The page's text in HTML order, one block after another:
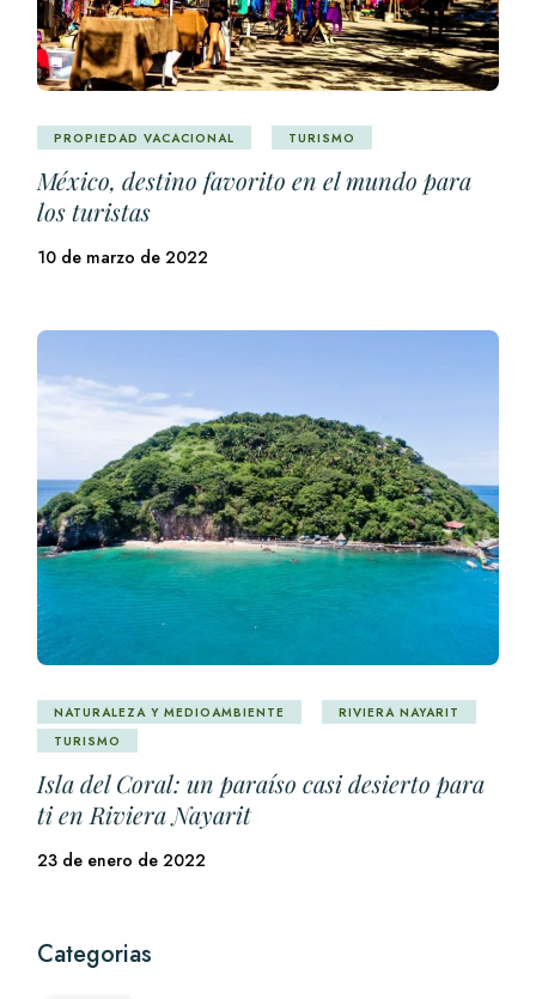
PROPIEDAD VACACIONAL TURISMO
México, destino favorito en el mundo para
los turistas
10 de marzo de 2022
NATURALEZA Y MEDIOAMBIENTE
RIVIERA NAYARIT
TURISMO
Isla del Coral: un paraíso casi desierto para
ti en Riviera Nayarit
23 de enero de 2022
Categorias